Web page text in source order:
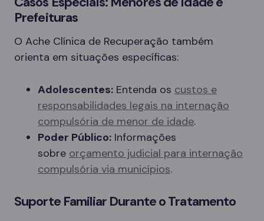
Prefeituras
O Ache Clínica de Recuperação também
orienta em situações específicas:
Adolescentes: Entenda os custos e
responsabilidades legais na internação
compulsória de menor de idade.
Poder Público: Informações
sobre orçamento judicial para internação
compulsória via municípios.
Suporte Familiar Durante o Tratamento